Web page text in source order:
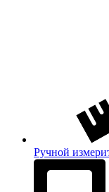
Ручной